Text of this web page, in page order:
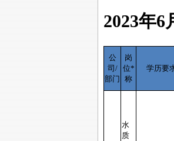
2023年6
公
司/
部门
岗
位*
称
学历要
水
质